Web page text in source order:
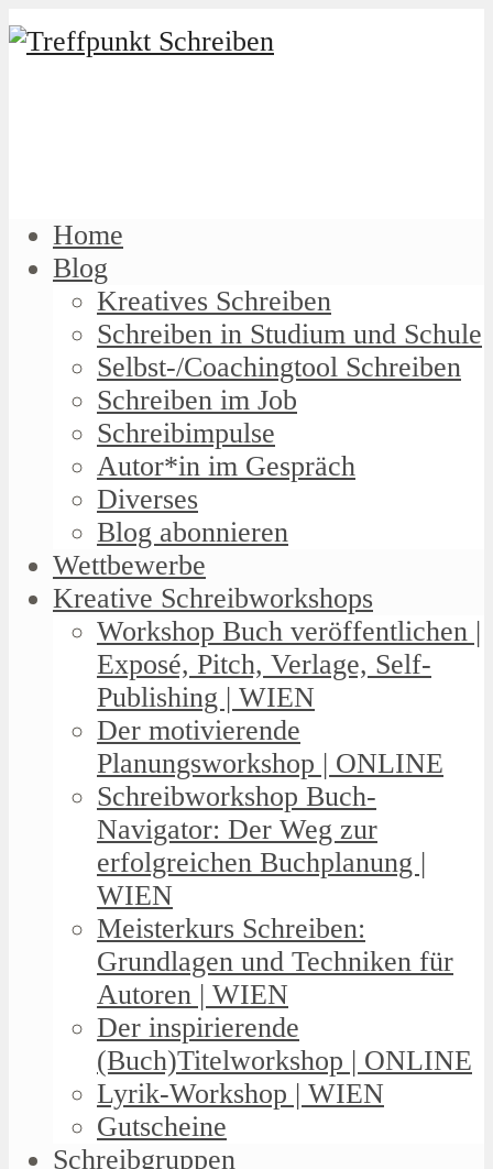
Home
Blog
Kreatives Schreiben
Schreiben in Studium und Schule
Selbst-/Coachingtool Schreiben
Schreiben im Job
Schreibimpulse
Autor*in im Gespräch
Diverses
Blog abonnieren
Wettbewerbe
Kreative Schreibworkshops
Workshop Buch veröffentlichen |
Exposé, Pitch, Verlage, Self-
Publishing | WIEN
Der motivierende
Planungsworkshop | ONLINE
Schreibworkshop Buch-
Navigator: Der Weg zur
erfolgreichen Buchplanung |
WIEN
Meisterkurs Schreiben:
Grundlagen und Techniken für
Autoren | WIEN
Der inspirierende
(Buch)Titelworkshop | ONLINE
Lyrik-Workshop | WIEN
Gutscheine
Schreibgruppen